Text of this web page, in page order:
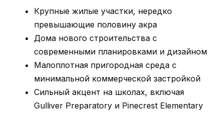
Крупные жилые участки, нередко
превышающие половину акра
Дома нового строительства с
современными планировками и дизайном
Малоплотная пригородная среда с
минимальной коммерческой застройкой
Сильный акцент на школах, включая
Gulliver Preparatory и Pinecrest Elementary